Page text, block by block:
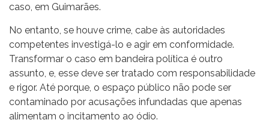
caso, em Guimarães.
No entanto, se houve crime, cabe às autoridades
competentes investigá-lo e agir em conformidade.
Transformar o caso em bandeira política é outro
assunto, e, esse deve ser tratado com responsabilidade
e rigor. Até porque, o espaço público não pode ser
contaminado por acusações infundadas que apenas
alimentam o incitamento ao ódio.